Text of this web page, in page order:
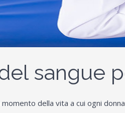
sangue
della vita a cui ogni